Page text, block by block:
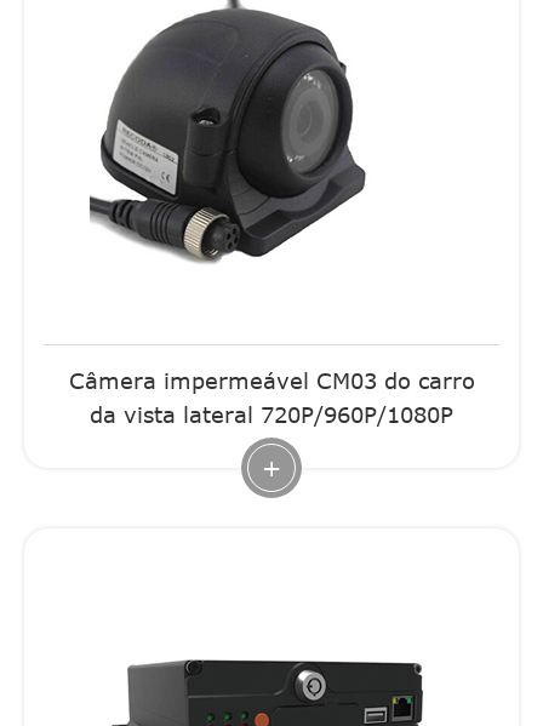
Câmera impermeável CM03 do carro
da vista lateral 720P/960P/1080P
+